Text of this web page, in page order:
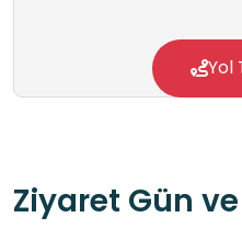
Yol
Ziyaret Gün